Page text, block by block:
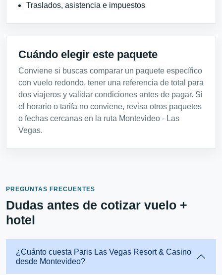
Traslados, asistencia e impuestos
Cuándo elegir este paquete
Conviene si buscas comparar un paquete específico
con vuelo redondo, tener una referencia de total para
dos viajeros y validar condiciones antes de pagar. Si
el horario o tarifa no conviene, revisa otros paquetes
o fechas cercanas en la ruta Montevideo - Las
Vegas.
PREGUNTAS FRECUENTES
Dudas antes de cotizar vuelo +
hotel
¿Cuánto cuesta Paris Las Vegas Resort & Casino
desde Montevideo?